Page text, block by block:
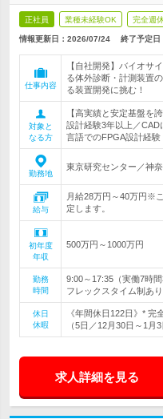
正社員 業種未経験OK 完全週
情報更新日：2026/07/24 終了予定日
仕事内容
【自社開発】バイオサ
る体外診断・計測装置
る装置開発に挑む！
対象と
なる方
【高実績と安定基盤を
設計経験3年以上／
言語でのFPGA設計経験
勤務地
東京研究センター／神
給与
月給28万円～40万円※
定します。
初年度
年収
500万円～1000万円
勤務
時間
9:00～17:35（実働7時
フレックスタイム制あり
休日
休暇
《年間休日122日》* 完
（5日／12月30日～1月3
求人詳細を見る